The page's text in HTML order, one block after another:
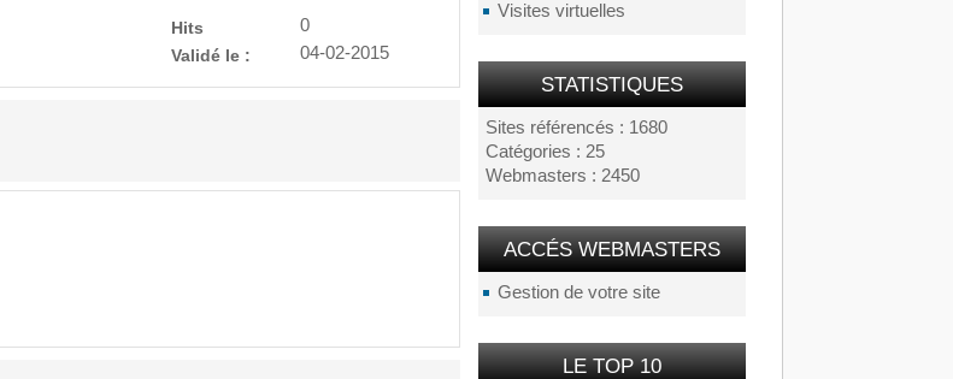
Visites virtuelles
STATISTIQUES
Sites référencés : 1680
Catégories : 25
Webmasters : 2450
ACCÉS WEBMASTERS
Gestion de votre site
LE TOP 10
Hits
0
Validé le :
04-02-2015